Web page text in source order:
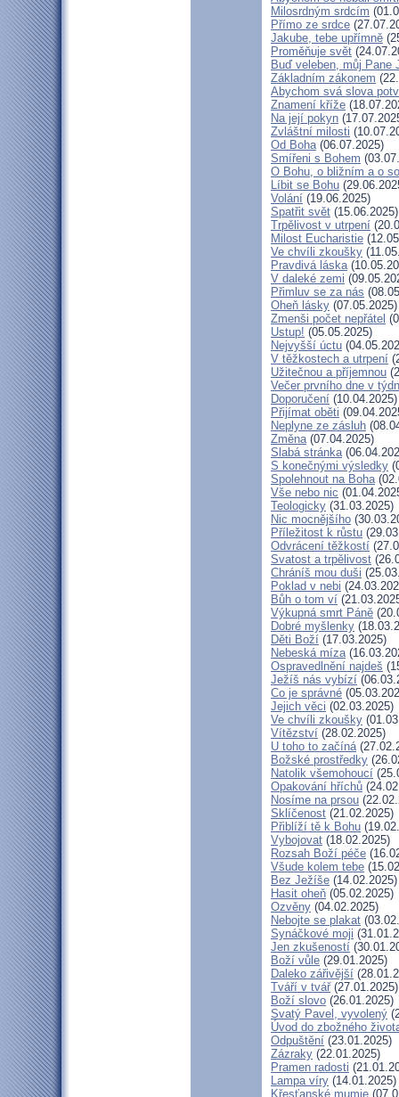
Milosrdným srdcím
Přímo ze srdce
Jakube, tebe upřímně
Proměňuje svět
Buď veleben, můj Pane
Základním zákonem
Abychom svá slova
Znamení kříže
Na její pokyn
Zvláštní milosti
Od Boha(06.07.2025)
Smířeni s Bohem
O Bohu, o bližním a o
Líbit se Bohu
Volání (19.06.2025)
Spatřit svět (15.06.2025)
Trpělivost v utrpení
Milost Eucharistie
Ve chvíli zkoušky
Pravdivá láska
V daleké zemi
Přimluv se za nás
Oheň lásky (07.05.2025)
Zmenši počet nepřátel
Ustup! (05.05.2025)
Nejvyšší úctu
V těžkostech a utrpení
Užitečnou a příjemnou
Večer prvního dne v
Doporučení (10.04.2025)
Přijímat oběti
Neplyne ze zásluh
Změna(07.04.2025)
Slabá stránka
S konečnými výsledky
Spolehnout na Boha
Vše nebo nic
Teologicky (31.03.2025)
Nic mocnějšího
Příležitost k růstu
Odvrácení těžkostí
Svatost a trpělivost
Chráníš mou duši
Poklad v nebi
Bůh o tom ví
Výkupná smrt Páně
Dobré myšlenky
Děti Boží (17.03.2025)
Nebeská míza
Ospravedlnění najdeš
Ježíš nás vybízí
Co je správné
Jejich věci (02.03.2025)
Ve chvíli zkoušky
Vítězství (28.02.2025)
U toho to začíná
Božské prostředky
Natolik všemohoucí
Opakování hříchů
Nosíme na prsou
Sklíčenost (21.02.2025)
Přiblíží tě k Bohu
Vybojovat (18.02.2025)
Rozsah Boží péče
Všude kolem tebe
Bez Ježíše (14.02.2025)
Hasit oheň (05.02.2025)
Ozvěny (04.02.2025)
Nebojte se plakat
Synáčkové moji
Jen zkušeností
Boží vůle (29.01.2025)
Daleko zářivější
Tváří v tvář(27.01.2025)
Boží slovo (26.01.2025)
Svatý Pavel, vyvolený
Úvod do zbožného
Odpuštění (23.01.2025)
Zázraky (22.01.2025)
Pramen radosti
Lampa víry (14.01.2025)
Křesťanské mumie